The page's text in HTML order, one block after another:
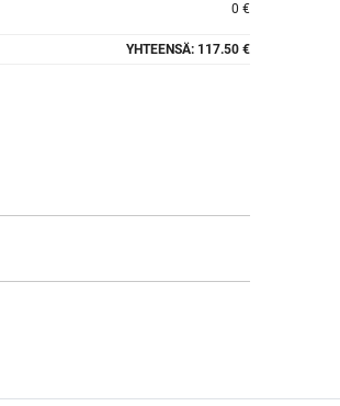
0 €
YHTEENSÄ: 117.50 €